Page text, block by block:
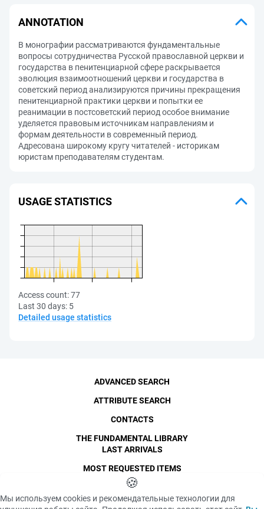
ANNOTATION
В монографии рассматриваются фундаментальные
вопросы сотрудничества Русской православной церкви и
государства в пенитенциарной сфере раскрывается
эволюция взаимоотношений церкви и государства в
советский период анализируются причины прекращения
пенитенциарной практики церкви и попытки ее
реанимации в постсоветский период особое внимание
уделяется правовым источникам направлениям и
формам деятельности в современный период.
Адресована широкому кругу читателей - историкам
юристам преподавателям студентам.
USAGE STATISTICS
Access count:77
Last 30 days: 5
Detailed usage statistics
SPbPU, 1996-2026
Copyright and Personal Data
The photographs are
ADVANCED SEARCH
ATTRIBUTE SEARCH
CONTACTS
THE FUNDAMENTAL LIBRARY
LAST ARRIVALS
MOST REQUESTED ITEMS
🍪
Мы используем cookies и рекомендательные технологии для